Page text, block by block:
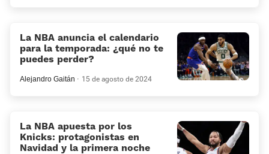
La NBA anuncia el calendario
para la temporada: ¿qué no te
puedes perder?
Alejandro Gaitán 15 de agosto de 2024
La NBA apuesta por los
Knicks: protagonistas en
Navidad y la primera noche